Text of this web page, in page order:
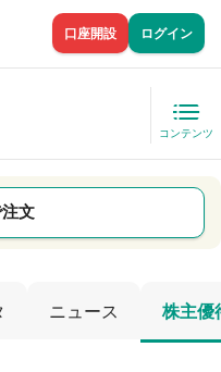
口座開設 ログイン
コンテンツ
文
ニュース 株主優